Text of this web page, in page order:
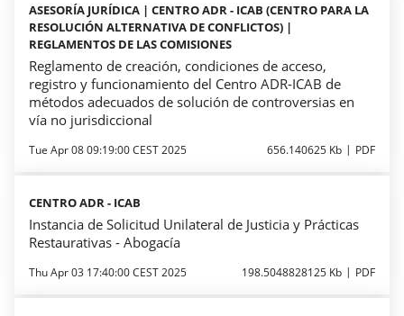
ASESORÍA JURÍDICA | CENTRO ADR - ICAB (CENTRO PARA LA
RESOLUCIÓN ALTERNATIVA DE CONFLICTOS) |
REGLAMENTOS DE LAS COMISIONES
Reglamento de creación, condiciones de acceso,
registro y funcionamiento del Centro ADR-ICAB de
métodos adecuados de solución de controversias en
vía no jurisdiccional
Tue Apr 08 09:19:00 CEST 2025 656.140625 Kb PDF
CENTRO ADR - ICAB
Instancia de Solicitud Unilateral de Justicia y Prácticas
Restaurativas - Abogacía
Thu Apr 03 17:40:00 CEST 2025 198.5048828125 Kb PDF